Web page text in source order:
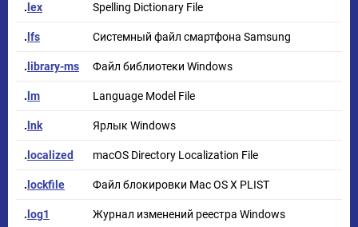
. lex Spelling Dictionary File
. lfs Системный файл смартфона Samsung
. library-ms Файл библиотеки Windows
. lm Language Model File
. lnk Ярлык Windows
. localized macOS Directory Localization File
. lockfile Файл блокировки Mac OS X PLIST
. log1 Журнал изменений реестра Windows